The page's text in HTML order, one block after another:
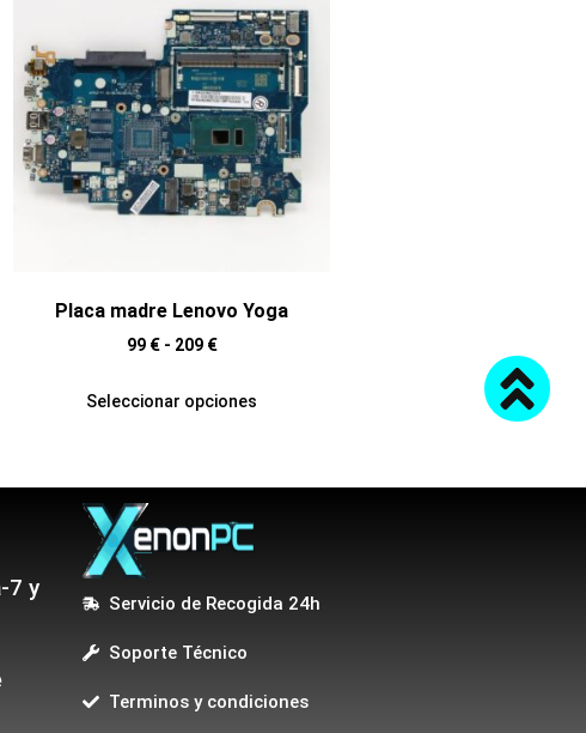
Placa madre Lenovo Yoga
99 € - 209 €
Seleccionar opciones
7 y
Servicio de Recogida 24h
Soporte Técnico
Terminos y condiciones